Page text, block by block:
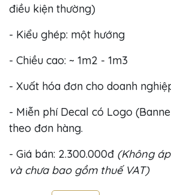
điều kiện thường)
- Kiểu ghép: một hướng
- Chiều cao: ~ 1m2 - 1m3
- Xuất hóa đơn cho doanh
- Miễn phí Decal có Logo
theo đơn hàng.
- Giá bán: 2.300.000đ (Không
và chưa bao gồm thuế VAT)